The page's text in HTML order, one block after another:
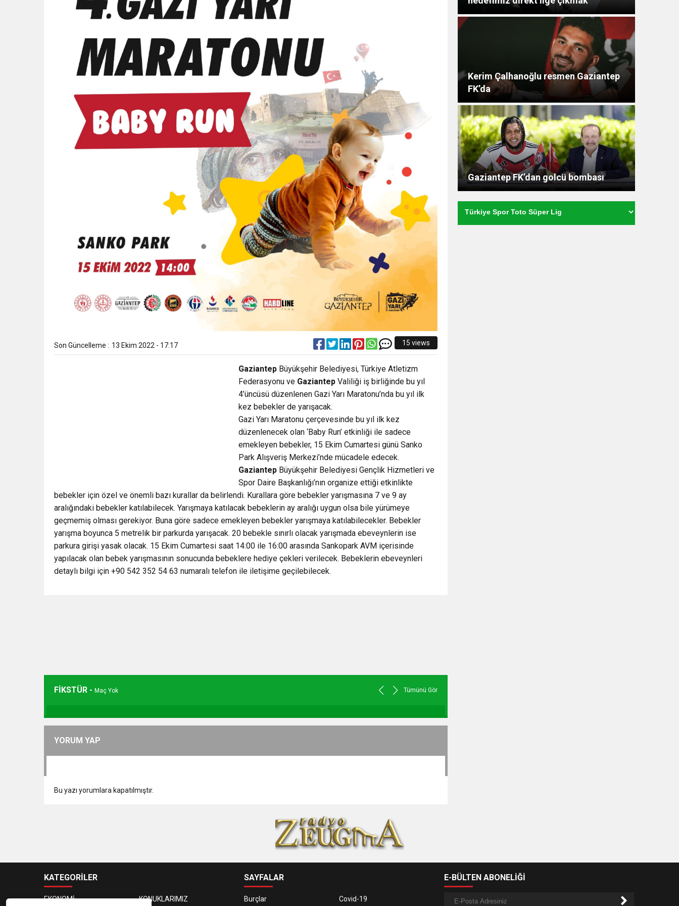
Son Güncelleme : 13 Ekim 2022 - 17:17 15 views
Gaziantep Büyükşehir Belediyesi, Türkiye Atletizm
Federasyonu ve Gaziantep Valiliği iş birliğinde bu yıl
4’üncüsü düzenlenen Gazi Yarı Maratonu’nda bu yıl ilk
kez bebekler de yarışacak.
Gazi Yarı Maratonu çerçevesinde bu yıl ilk kez
düzenlenecek olan ‘Baby Run’ etkinliği ile sadece
emekleyen bebekler, 15 Ekim Cumartesi günü Sanko
Park Alışveriş Merkezi’nde mücadele edecek.
Gaziantep Büyükşehir Belediyesi Gençlik Hizmetleri ve
Spor Daire Başkanlığı’nın organize ettiği etkinlikte
bebekler için özel ve önemli bazı kurallar da belirlendi. Kurallara göre bebekler yarışmasına 7 ve 9 ay
aralığındaki bebekler katılabilecek. Yarışmaya katılacak bebeklerin ay aralığı uygun olsa bile yürümeye
geçmemiş olması gerekiyor. Buna göre sadece emekleyen bebekler yarışmaya katılabilecekler. Bebekler
yarışma boyunca 5 metrelik bir parkurda yarışacak. 20 bebekle sınırlı olacak yarışmada ebeveynlerin ise
parkura girişi yasak olacak. 15 Ekim Cumartesi saat 14:00 ile 16:00 arasında Sankopark AVM içerisinde
yapılacak olan bebek yarışmasının sonucunda bebeklere hediye çekleri verilecek. Bebeklerin ebeveynleri
detaylı bilgi için +90 542 352 54 63 numaralı telefon ile iletişime geçilebilecek.
FİKSTÜR - Maç Yok Tümünü Gör
YORUM YAP
Bu yazı yorumlara kapatılmıştır.
Kerim Çalhanoğlu resmen Gaziantep
FK’da
Gaziantep FK’dan golcü bombası
KATEGORİLER
EKONOMİ KONUKLARIMIZ
SAYFALAR
Burçlar Covid-19
E-BÜLTEN ABONELİĞİ